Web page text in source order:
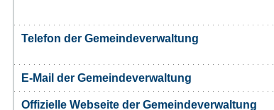
Telefon der Gemeindeverwaltung
E-Mail der Gemeindeverwaltung
Offizielle Webseite der Gemeindeverwaltung